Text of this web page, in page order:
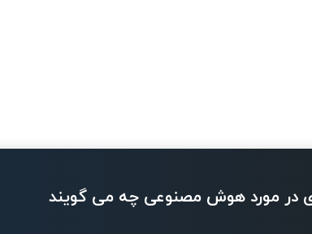
در مورد هوش مصنوعی چه می گویند